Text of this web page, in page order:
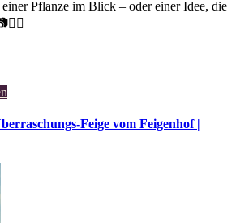
Pflanze im Blick – oder einer Idee, die
Feige vom Feigenhof |